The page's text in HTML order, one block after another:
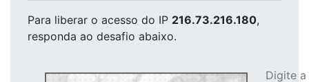
Para liberar o acesso do IP 216.73.216.180,
responda ao desafio abaixo.
Digite